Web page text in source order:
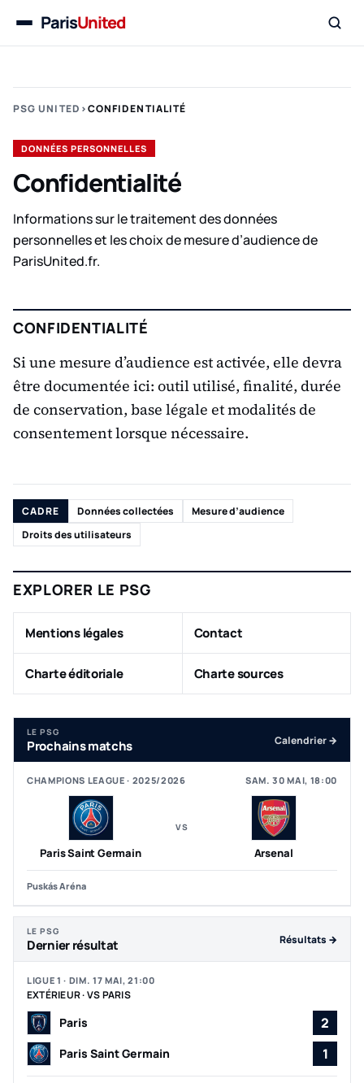
MenuParisUnited
PSG UNITED ›CONFIDENTIALITÉ
DONNÉES PERSONNELLES
Confidentialité
Informations sur le traitement des données
personnelles et les choix de mesure d’audience de
ParisUnited.fr.
CONFIDENTIALITÉ
Si une mesure d’audience est activée, elle devra
être documentée ici: outil utilisé, finalité, durée
de conservation, base légale et modalités de
consentement lorsque nécessaire.
CADRE Données collectées
Mesure d’audience
Droits des utilisateurs
EXPLORER LE PSG
Mentions légales Contact
Charte éditoriale Charte sources
LE PSG
Prochains matchs Calendrier →
CHAMPIONS LEAGUE · 2025/2026 SAM. 30 MAI, 18:00
Paris Saint Germain Arsenal
VS
Puskás Aréna
LE PSG
Dernier résultat Résultats →
LIGUE 1 · DIM. 17 MAI, 21:00
EXTÉRIEUR · VS PARIS
Paris 2
Paris Saint Germain 1